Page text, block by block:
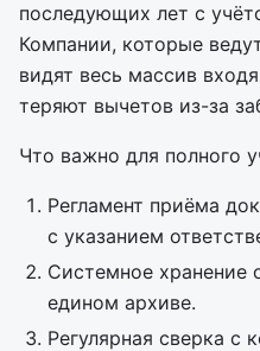
последующих лет с
Компании, которые
видят весь массив
теряют вычетов из-за
Что важно для полного
Регламент приёма
с указанием
Системное хранение
едином архиве.
Регулярная сверка с